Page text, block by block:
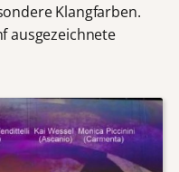
Klangfarben.
ausgezeichnete